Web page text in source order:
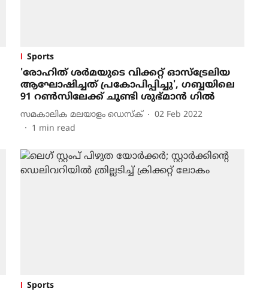
Sports
'രോഹിത് ശര്‍മയുടെ വിക്കറ്റ് ഓസ്‌ട്രേലിയ
ആഘോഷിച്ചത് പ്രകോപിപ്പിച്ചു', ഗബ്ബയിലെ
91 റണ്‍സിലേക്ക്‌ ചൂണ്ടി ശുഭ്മാന്‍ ഗില്‍
സമകാലിക മലയാളം ഡെസ്ക്
02 Feb 2022
1 min read
Sports